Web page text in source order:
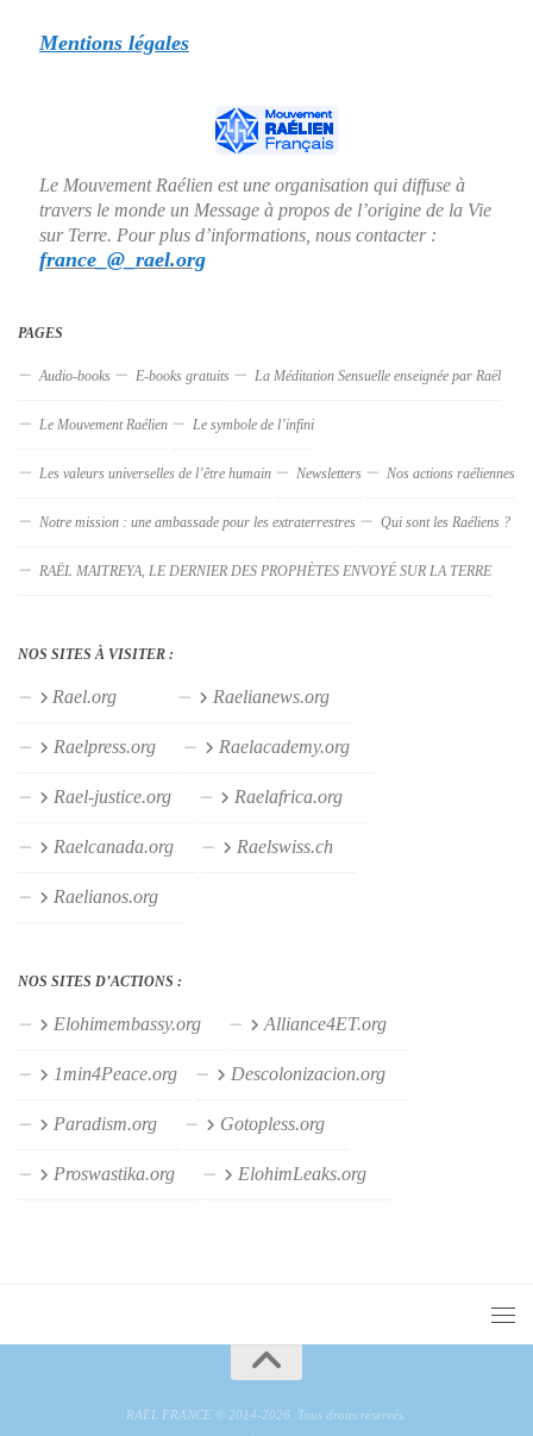
Mentions légales
Le Mouvement Raélien est une organisation qui diffuse à
travers le monde un Message à propos de l’origine de la Vie
sur Terre. Pour plus d’informations, nous contacter :
france_@_rael.org
PAGES
Audio-books E-books gratuits La Méditation Sensuelle enseignée par Raël
Le Mouvement Raélien Le symbole de l’infini
Les valeurs universelles de l’être humain Newsletters Nos actions raéliennes
Notre mission : une ambassade pour les extraterrestres Qui sont les Raéliens ?
RAËL MAITREYA, LE DERNIER DES PROPHÈTES ENVOYÉ SUR LA TERRE
NOS SITES À VISITER :
Rael.org Raelianews.org
Raelpress.org Raelacademy.org
Rael-justice.org Raelafrica.org
Raelcanada.org Raelswiss.ch
Raelianos.org
NOS SITES D’ACTIONS :
Elohimembassy.org Alliance4ET.org
1min4Peace.org Descolonizacion.org
Paradism.org Gotopless.org
Proswastika.org ElohimLeaks.org
RAËL FRANCE © 2014-2026. Tous droits réservés.